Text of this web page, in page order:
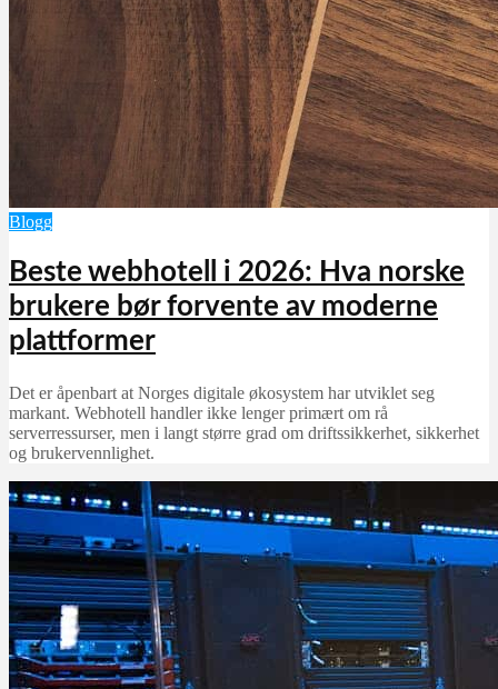
Blogg
Beste webhotell i 2026: Hva norske
brukere bør forvente av moderne
plattformer
Det er åpenbart at Norges digitale økosystem har utviklet seg
markant. Webhotell handler ikke lenger primært om rå
serverressurser, men i langt større grad om driftssikkerhet, sikkerhet
og brukervennlighet.